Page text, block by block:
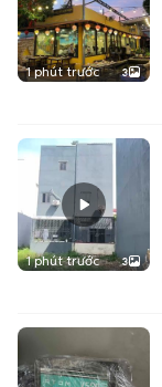
1 phút trước 3
1 phút trước 3